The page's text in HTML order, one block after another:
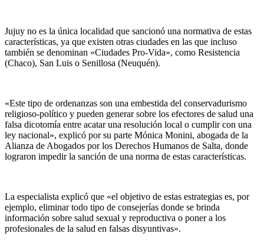
Jujuy no es la única localidad que sancionó una normativa de estas
características, ya que existen otras ciudades en las que incluso
también se denominan «Ciudades Pro-Vida», como Resistencia
(Chaco), San Luis o Senillosa (Neuquén).
«Este tipo de ordenanzas son una embestida del conservadurismo
religioso-político y pueden generar sobre los efectores de salud una
falsa dicotomía entre acatar una resolución local o cumplir con una
ley nacional», explicó por su parte Mónica Monini, abogada de la
Alianza de Abogados por los Derechos Humanos de Salta, donde
lograron impedir la sanción de una norma de estas características.
La especialista explicó que «el objetivo de estas estrategias es, por
ejemplo, eliminar todo tipo de consejerías donde se brinda
información sobre salud sexual y reproductiva o poner a los
profesionales de la salud en falsas disyuntivas».